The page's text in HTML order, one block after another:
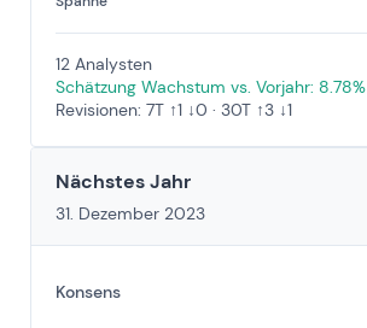
12 Analysten
Schätzung Wachstum vs. Vorjahr: 8.78%
Revisionen: 7T ↑1 ↓0 · 30T ↑3 ↓1
Nächstes Jahr
31. Dezember 2023
Konsens